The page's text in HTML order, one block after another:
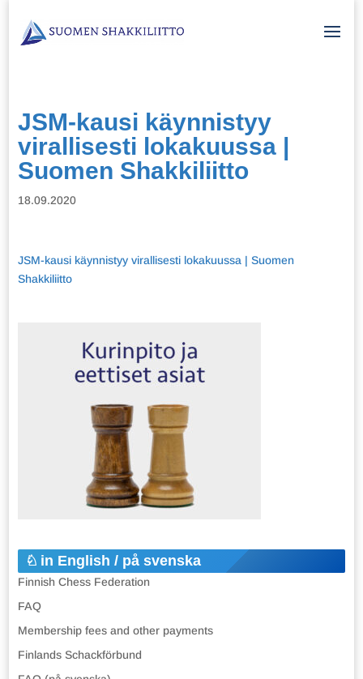
JSM-kausi käynnistyy
virallisesti lokakuussa |
Suomen Shakkiliitto
18.09.2020
JSM-kausi käynnistyy virallisesti lokakuussa | Suomen
Shakkiliitto
in English / på svenska
Finnish Chess Federation
FAQ
Membership fees and other payments
Finlands Schackförbund